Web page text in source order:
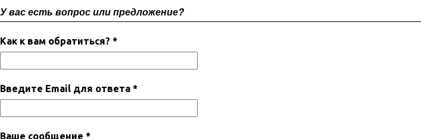
У вас есть вопрос или предложение?
Как к вам обратиться? *
Введите Email для ответа *
Ваше сообщение *